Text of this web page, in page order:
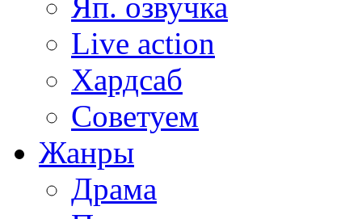
Live action
Хардсаб
Советуем
Жанры
Драма